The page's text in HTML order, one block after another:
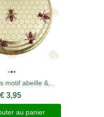
motif abeille &...
€ 3,95
au panier